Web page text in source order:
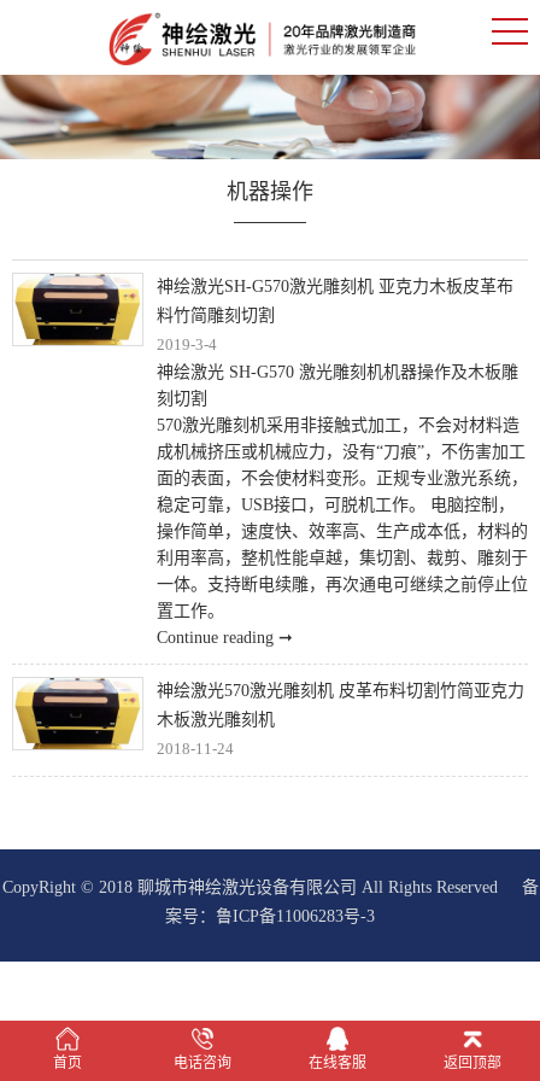
机器操作
神绘激光SH-G570激光雕刻机 亚克力木板皮革布
料竹简雕刻切割
2019-3-4
神绘激光 SH-G570 激光雕刻机机器操作及木板雕
刻切割
570激光雕刻机采用非接触式加工，不会对材料造
成机械挤压或机械应力，没有“刀痕”，不伤害加工
面的表面，不会使材料变形。正规专业激光系统，
稳定可靠，USB接口，可脱机工作。 电脑控制，
操作简单，速度快、效率高、生产成本低，材料的
利用率高，整机性能卓越，集切割、裁剪、雕刻于
一体。支持断电续雕，再次通电可继续之前停止位
置工作。
Continue reading ➞
神绘激光570激光雕刻机 皮革布料切割竹简亚克力
木板激光雕刻机
2018-11-24
CopyRight © 2018 聊城市神绘激光设备有限公司 All Rights Reserved 备
案号： 鲁ICP备11006283号-3
首页 电话咨询 在线客服 返回顶部